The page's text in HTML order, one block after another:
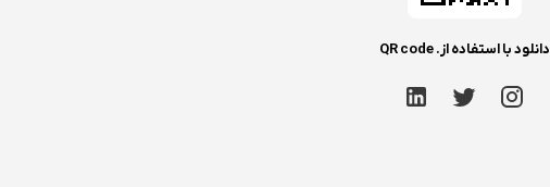
دانلود با استفاده از. QR code